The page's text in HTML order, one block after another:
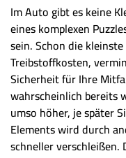
Im Auto gibt es keine
eines komplexen
sein. Schon die
Treibstoffkosten,
Sicherheit für Ihre
wahrscheinlich bereits
umso höher, je später
Elements wird durch
schneller